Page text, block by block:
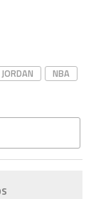
NBA